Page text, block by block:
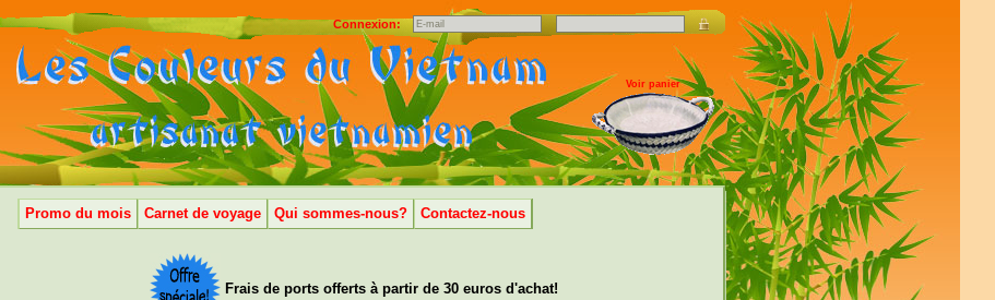
Connexion:
Voir panier
Promo du mois Carnet de voyage Qui sommes-nous? Contactez-nous
Frais de ports offerts à partir de 30 euros d'achat!